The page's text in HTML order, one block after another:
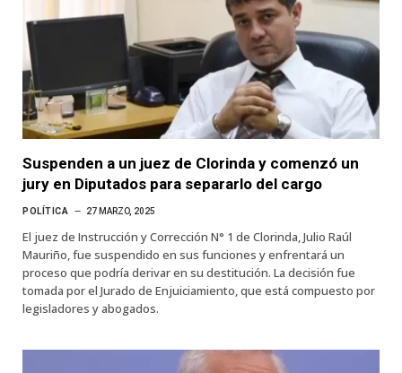
Suspenden a un juez de Clorinda y comenzó un
jury en Diputados para separarlo del cargo
POLÍTICA 27 MARZO, 2025
El juez de Instrucción y Corrección N° 1 de Clorinda, Julio Raúl
Mauriño, fue suspendido en sus funciones y enfrentará un
proceso que podría derivar en su destitución. La decisión fue
tomada por el Jurado de Enjuiciamiento, que está compuesto por
legisladores y abogados.